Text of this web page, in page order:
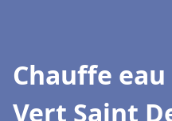
Chauffe
Vert Saint